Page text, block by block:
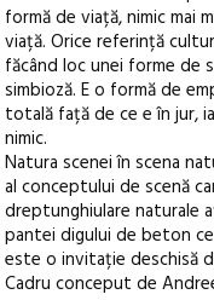
formă de viață, nimic mai
viață. Orice referință
făcând loc unei forme de
simbioză. E o formă de
totală față de ce e în jur,
nimic.
Natura scenei în scena
al conceptului de scenă
dreptunghiulare naturale
pantei digului de beton
este o invitație deschisă
Cadru conceput de